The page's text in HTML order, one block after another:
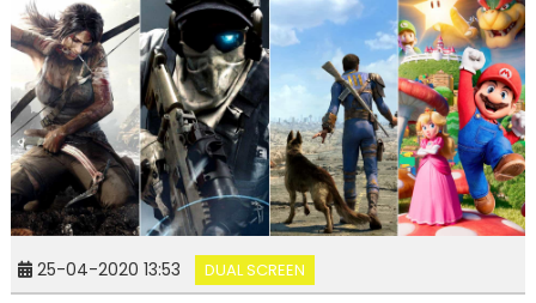
25-04-2020 13:53 DUAL SCREEN